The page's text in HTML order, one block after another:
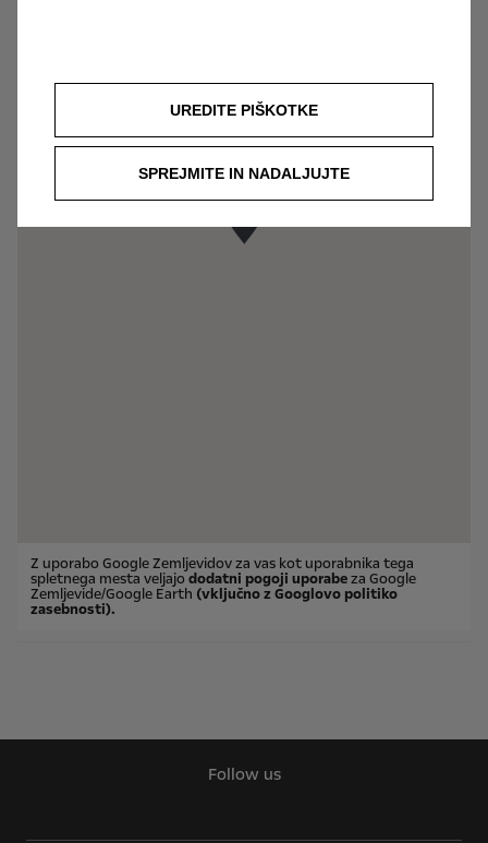
Z uporabo Google Zemljevidov za vas kot uporabnika tega
spletnega mesta veljajo dodatni pogoji uporabeza Google
Zemljevide/Google Earth (vključno z Googlovo politiko
zasebnosti).
Follow us
UREDITE PIŠKOTKE
SPREJMITE IN NADALJUJTE